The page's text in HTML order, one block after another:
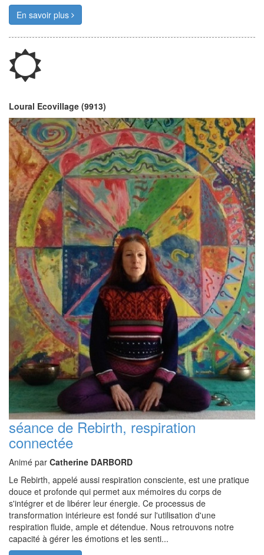
En savoir plus
Loural Ecovillage (9913)
séance de Rebirth, respiration
connectée
Animé par Catherine DARBORD
Le Rebirth, appelé aussi respiration consciente, est une pratique
douce et profonde qui permet aux mémoires du corps de
s'intégrer et de libérer leur énergie. Ce processus de
transformation intérieure est fondé sur l'utilisation d'une
respiration fluide, ample et détendue. Nous retrouvons notre
capacité à gérer les émotions et les senti...